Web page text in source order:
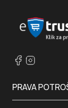
PRAVA